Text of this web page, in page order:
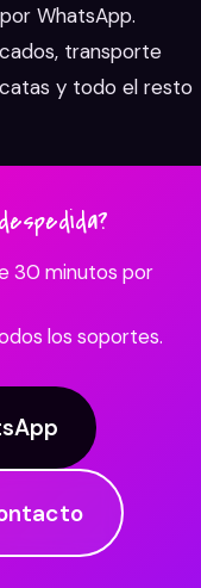
WhatsApp.
transporte
catas y todo el resto
30 minutos por
los soportes.